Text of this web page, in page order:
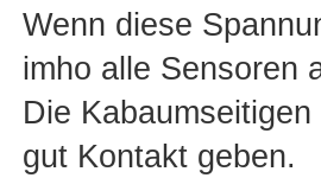
Wenn diese
imho alle Sensoren
Die
gut Kontakt geben.